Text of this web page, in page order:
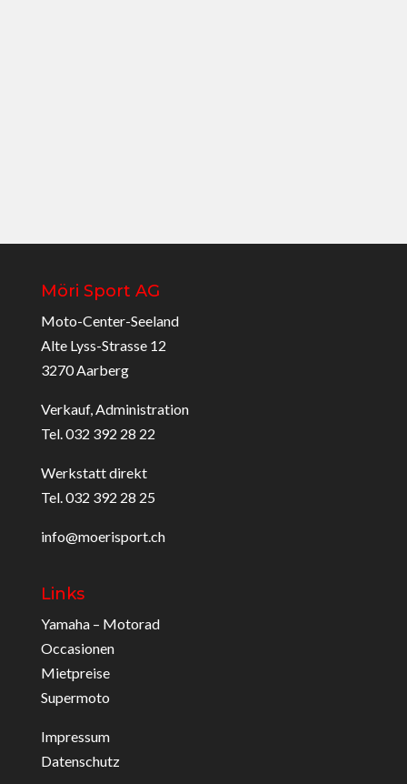
Möri Sport AG
Moto-Center-Seeland
Alte Lyss-Strasse 12
3270 Aarberg
Verkauf, Administration
Tel. 032 392 28 22
Werkstatt direkt
Tel. 032 392 28 25
info@moerisport.ch
Links
Yamaha – Motorad
Occasionen
Mietpreise
Supermoto
Impressum
Datenschutz